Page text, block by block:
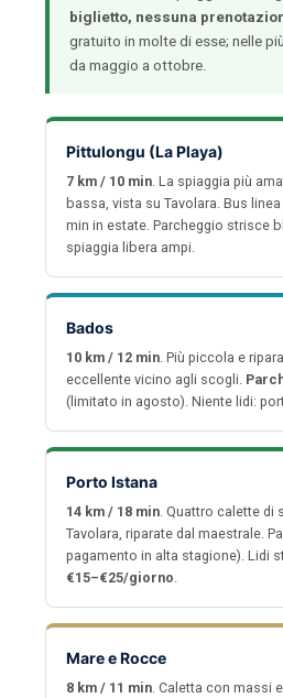
biglietto, nessuna
gratuito in molte di esse; nelle
da maggio a ottobre.
Pittulongu (La Playa)
7 km / 10 min. La spiaggia più
bassa, vista su Tavolara. Bus
min in estate. Parcheggio strisce
spiaggia libera ampi.
Bados
10 km / 12 min. Più piccola e
eccellente vicino agli scogli.
(limitato in agosto). Niente lidi:
Porto Istana
14 km / 18 min. Quattro calette di
Tavolara, riparate dal maestrale.
pagamento in alta stagione). Lidi
€15–€25/giorno.
Mare e Rocce
8 km / 11 min. Caletta con massi